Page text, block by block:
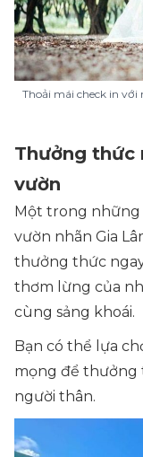
Thoải mái check in với
Thưởng thức
vườn
Một trong những
vườn nhãn Gia
thưởng thức
thơm lừng của
cùng sảng khoái.
Bạn có thể lựa
mọng để thưởng
người thân.